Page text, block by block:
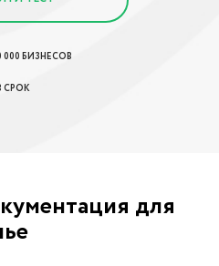
БИЗНЕСОВ
СРОК
для